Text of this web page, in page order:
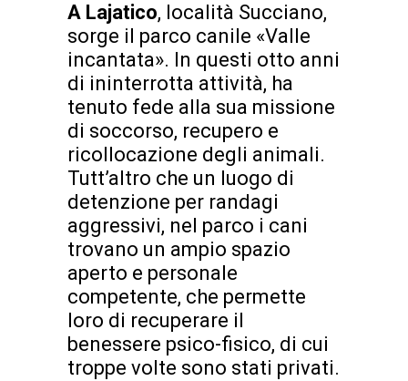
A Lajatico, località Succiano,
sorge il parco canile «Valle
incantata». In questi otto anni
di ininterrotta attività, ha
tenuto fede alla sua missione
di soccorso, recupero e
ricollocazione degli animali.
Tutt’altro che un luogo di
detenzione per randagi
aggressivi, nel parco i cani
trovano un ampio spazio
aperto e personale
competente, che permette
loro di recuperare il
benessere psico-fisico, di cui
troppe volte sono stati privati.